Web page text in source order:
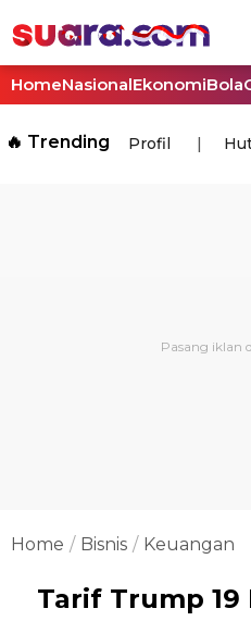
HomeNasionalEkonomiBola
🔥 Trending Profil
Home Bisnis Keuangan
Tarif Trump 19